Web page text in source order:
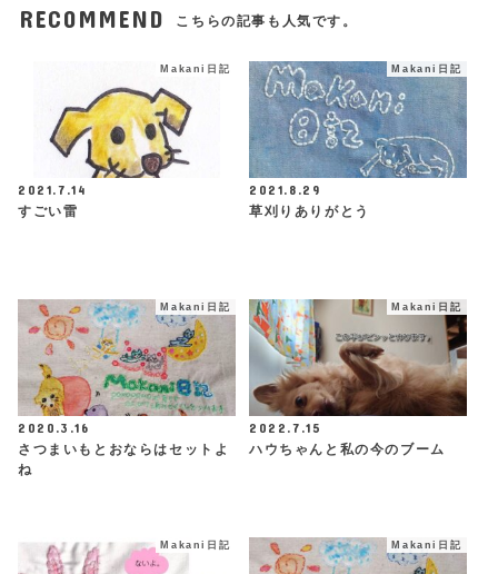
RECOMMEND こちらの記事も人気です。
Makani日記
2021.7.14
すごい雷
Makani日記
2021.8.29
草刈りありがとう
Makani日記
2020.3.16
さつまいもとおならはセットよ
ね
Makani日記
2022.7.15
ハウちゃんと私の今のブーム
Makani日記 Makani日記